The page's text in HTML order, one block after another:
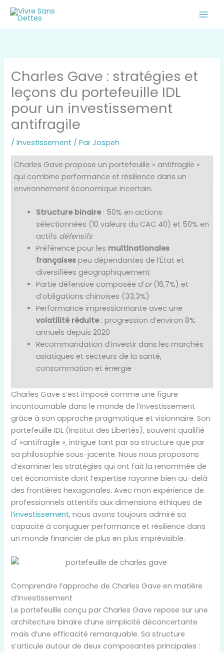
Aller
Charles Gave : stratégies et
leçons du portefeuille IDL
pour un investissement
antifragile
/Investissement / ParJospeh
Charles Gave propose un portefeuille « antifragile »
qui combine performance et résilience dans un
environnement économique incertain.
Structure binaire: 50% en actions
sélectionnées (10 valeurs du CAC 40) et 50% en
actifs défensifs
Préférence pour les multinationales
françaises peu dépendantes de l’État et
diversifiées géographiquement
Partie défensive composée d’or(16,7%) et
d’obligations chinoises (33,3%)
Performance impressionnante avec une
volatilité réduite: progression d’environ 8%
annuels depuis 2020
Recommandation d’investir dans les marchés
asiatiques et secteurs de la santé,
consommation et énergie
Charles Gave s’est imposé comme une figure
incontournable dans le monde de l’investissement
grâce à son approche pragmatique et visionnaire. Son
portefeuille IDL (Institut des Libertés), souvent qualifié
d' »antifragile », intrigue tant par sa structure que par
sa philosophie sous-jacente. Nous nous proposons
d’examiner les stratégies qui ont fait la renommée de
cet économiste dont l’expertise rayonne bien au-delà
des frontières hexagonales. Avec mon expérience de
professionnels attentifs aux dimensions éthiques de
l’investissement, nous avons toujours admiré sa
capacité à conjuguer performance et résilience dans
un monde financier de plus en plus imprévisible.
Comprendre l’approche de Charles Gave en matière
d’investissement
Le portefeuille conçu par Charles Gave repose sur une
architecture binaire d’une simplicité déconcertante
mais d’une efficacité remarquable. Sa structure
s’articule autour de deux composantes principales :